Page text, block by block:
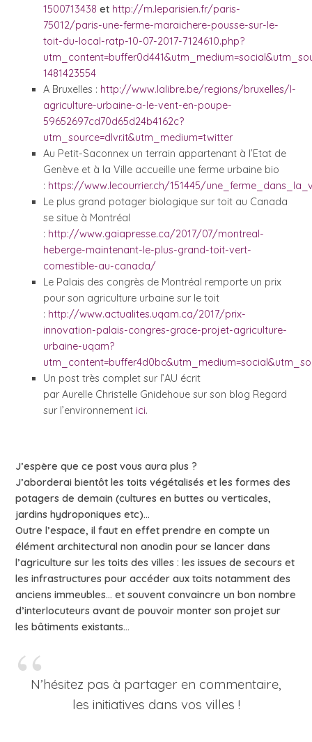
1500713438et http://m.leparisien.fr/paris-
75012/paris-une-ferme-maraichere-pousse-sur-le-
toit-du-local-ratp-10-07-2017-7124610.php?
1481423554
A Bruxelles : http://www.lalibre.be/regions/bruxelles/l-
agriculture-urbaine-a-le-vent-en-poupe-
59652697cd70d65d24b4162c?
utm_source=dlvr.it&utm_medium=twitter
Au Petit-Saconnex un terrain appartenant à l’Etat de
Genève et à la Ville accueille une ferme urbaine bio
: https://www.lecourrier.ch/151445/
Le plus grand potager biologique sur toit au Canada
se situe à Montréal
: http://www.gaiapresse.ca/2017/07/montreal-
heberge-maintenant-le-plus-grand-toit-vert-
comestible-au-canada/
Le Palais des congrès de Montréal remporte un prix
pour son agriculture urbaine sur le toit
: http://www.actualites.uqam.ca/2017/prix-
innovation-palais-congres-grace-projet-agriculture-
urbaine-uqam?
Un post très complet sur l’AU écrit
par Aurelle Christelle Gnidehoue sur son blog Regard
sur l’environnement ici.
J’espère que ce post vous aura plus ?
J’aborderai bientôt les toits végétalisés et les formes des
potagers de demain (cultures en buttes ou verticales,
jardins hydroponiques etc)…
Outre l’espace, il faut en effet prendre en compte un
élément architectural non anodin pour se lancer dans
l’agriculture sur les toits des villes : les issues de secours et
les infrastructures pour accéder aux toits notamment des
anciens immeubles… etsouvent convaincre un bon nombre
d’interlocuteurs avant de pouvoir monter son projet sur
les bâtiments existants…
N’hésitez pas à partager en commentaire,
les initiatives dans vos villes !